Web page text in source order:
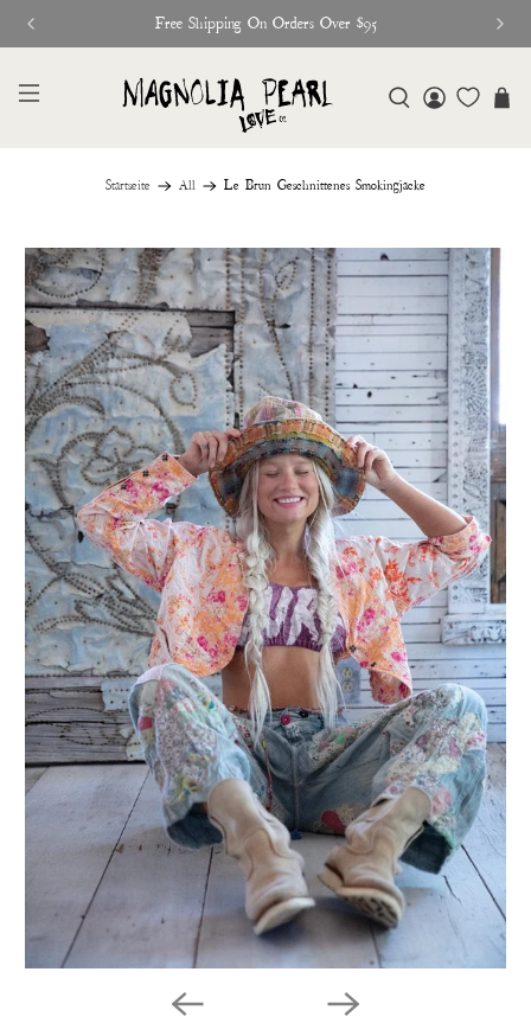
Glitter Saints Audiobook Available For Free Now
Startseite All Le Brun Geschnittenes Smokingjacke